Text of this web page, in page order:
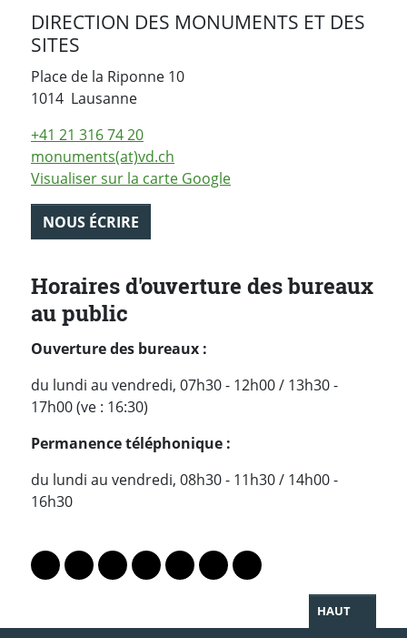
DIRECTION DES MONUMENTS ET DES
SITES
Place de la Riponne 10
1014 LausanneSuisse
+41 21 316 74 20
monuments(at)vd.ch
Visualiser sur la carte Google
NOUS ÉCRIRE
Horaires d'ouverture des bureaux
au public
Ouverture des bureaux :
du lundi au vendredi, 07h30 - 12h00 / 13h30 -
17h00 (ve : 16:30)
Permanence téléphonique :
du lundi au vendredi, 08h30 - 11h30 / 14h00 -
16h30
Lien vers le profil Mastodon
Lien vers le profil Bluesky
Lien vers le profil Instagram
Lien vers le profil Linkedin
Lien vers le profil Facebook
Lien vers le profil Twitter
Partager par WhatsApp
HAUT